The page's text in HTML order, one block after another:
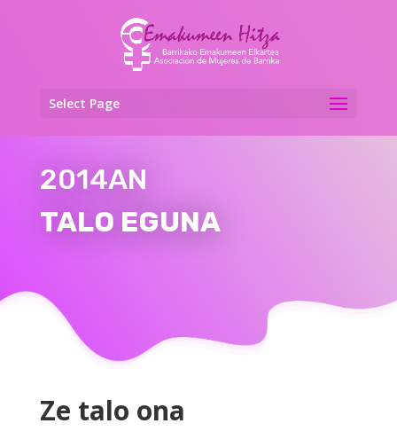
Select Page
2014AN
TALO EGUNA
Ze talo ona